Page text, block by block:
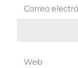
Correo
Web